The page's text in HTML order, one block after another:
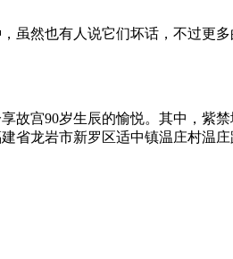
虽然也有人说它们坏话，不过更
故宫90岁生辰的愉悦。其中，紫
省龙岩市新罗区适中镇温庄村温